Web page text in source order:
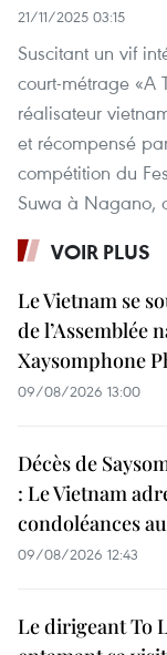
21/11/2025 03:15
Suscitant un vif
court-métrage «A
réalisateur
et récompensé
compétition du
Suwa à Nagano,
VOIR PLUS
Le Vietnam se
de l’Assemblée
Xaysomphone
09/08/2026 13:00
Décès de
: Le Vietnam
condoléances
09/08/2026 12:43
Le dirigeant To